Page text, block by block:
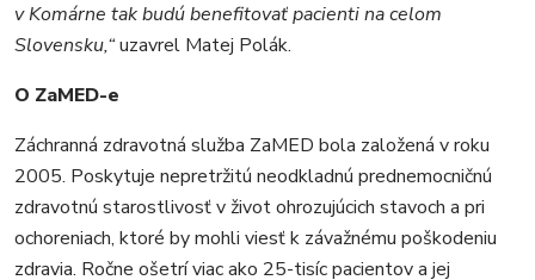
v Komárne tak budú benefitovať pacienti na celom
Slovensku,“uzavrel Matej Polák.
O ZaMED-e
Záchranná zdravotná služba ZaMED bola založená v roku
2005. Poskytuje nepretržitú neodkladnú prednemocničnú
zdravotnú starostlivosť v život ohrozujúcich stavoch a pri
ochoreniach, ktoré by mohli viesť k závažnému poškodeniu
zdravia. Ročne ošetrí viac ako 25-tisíc pacientov a jej